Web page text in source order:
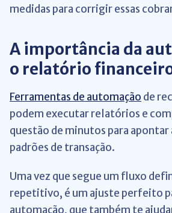
medidas para corrigir essas
A importância da
o relatório financeiro
Ferramentas de automação de
podem executar relatórios e
questão de minutos para apontar
padrões de transação.
Uma vez que segue um fluxo
repetitivo, é um ajuste perfeito
automação, que também te